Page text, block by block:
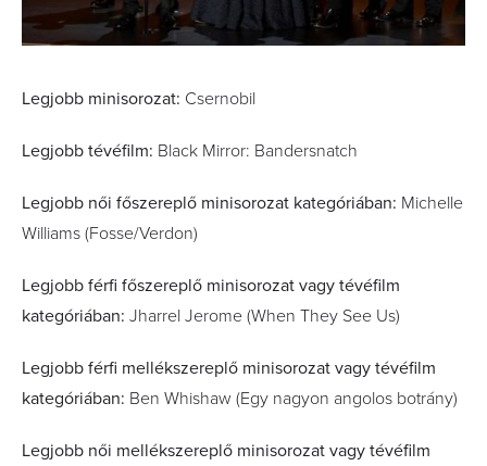
Legjobb minisorozat: Csernobil
Legjobb tévéfilm: Black Mirror: Bandersnatch
Legjobb női főszereplő minisorozat kategóriában: Michelle
Williams (Fosse/Verdon)
Legjobb férfi főszereplő minisorozat vagy tévéfilm
kategóriában: Jharrel Jerome (When They See Us)
Legjobb férfi mellékszereplő minisorozat vagy tévéfilm
kategóriában: Ben Whishaw (Egy nagyon angolos botrány)
Legjobb női mellékszereplő minisorozat vagy tévéfilm